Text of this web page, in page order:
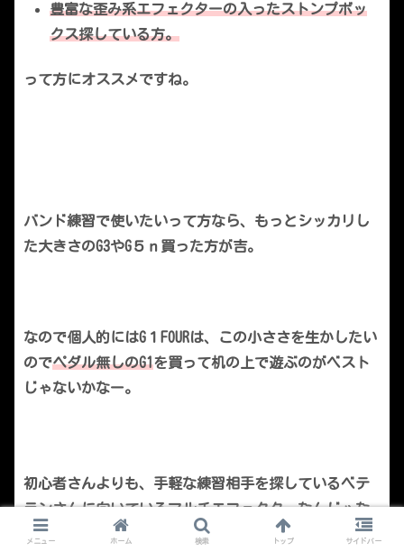
豊富な歪み系エフェクターの入ったストンプボッ
クス探している方。
って方にオススメですね。
バンド練習で使いたいって方なら、もっとシッカリし
た大きさのG3やG５ｎ買った方が吉。
なので個人的にはG１FOURは、この小ささを生かしたい
のでペダル無しのG1を買って机の上で遊ぶのがベスト
じゃないかなー。
初心者さんよりも、手軽な練習相手を探しているベテ
ランさんに向いているマルチエフェクターなんじゃな
いかなと。
メニュー ホーム 検索 トップ サイドバー